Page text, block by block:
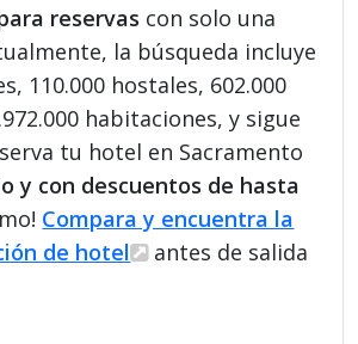
reservas con solo una
la búsqueda incluye
110.000 hostales, 602.000
habitaciones, y sigue
tu hotel en Sacramento
y con descuentos de hasta
Compara y encuentra la
de hotel
antes de salida